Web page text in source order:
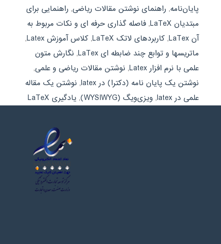
پایان‌نامه, راهنمای نوشتن مقالات ریاضی, راهنمایی برای
مبتدیان LaTeX
, فاصله گذاری حرفه ای و نکات مربوط به
آن LaTex
, کاربردهای لاتک LaTeX , کلاس آموزش Latex
,
ماتریسها و توابع چند ضابطه ای LaTex
, نگارش متون
علمی با نرم افزار Latex
, نوشتن مقالات ریاضی و علمی,
نوشتن یک پایان نامه (دکترا) در latex
, نوشتن یک مقاله
علمی در latex
, ویزی‌ویگ (WYSIWYG) , یادگیری LaTeX